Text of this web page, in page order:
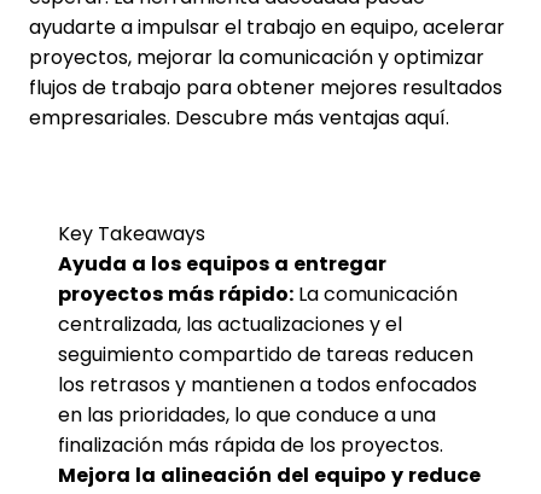
ayudarte a impulsar el trabajo en equipo, acelerar
proyectos, mejorar la comunicación y optimizar
flujos de trabajo para obtener mejores resultados
empresariales. Descubre más ventajas aquí.
Key Takeaways
Ayuda a los equipos a entregar
proyectos más rápido: La comunicación
centralizada, las actualizaciones y el
seguimiento compartido de tareas reducen
los retrasos y mantienen a todos enfocados
en las prioridades, lo que conduce a una
finalización más rápida de los proyectos.
Mejora la alineación del equipo y reduce